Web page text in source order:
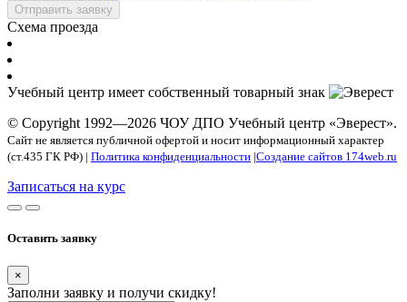
Отправить заявку
Схема проезда
Учебный центр имеет собственный товарный знак
© Copyright 1992—2026 ЧОУ ДПО Учебный центр «Эверест».
Сайт не является публичной офертой и носит информационный характер
(ст.435 ГК РФ) | Политика конфиденциальности |Создание сайтов 174web.ru
Записаться на курс
Оставить заявку
×
Заполни заявку и получи скидку!